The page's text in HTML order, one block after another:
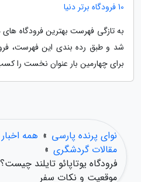
10 فرودگاه برتر دنیا
به تازگی فهرست بهترین فرودگاه های
شد و طبق رده بندی این فهرست،
برای چهارمین بار عنوان نخست را
نوای پرنده پارسی » همه
مقالات گردشگری »
فرودگاه یوتاپائو تایلند
موقعیت و نکات سفر